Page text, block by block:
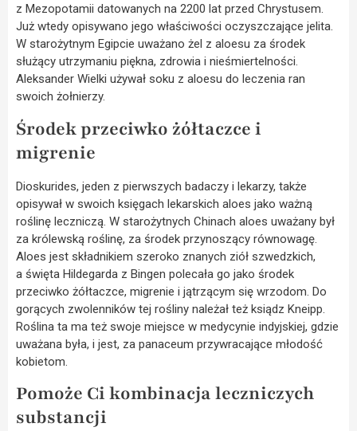
z Mezopotamii datowanych na 2200 lat przed Chrystusem.
Już wtedy opisywano jego właściwości oczyszczające jelita.
W starożytnym Egipcie uważano żel z aloesu za środek
służący utrzymaniu piękna, zdrowia i nieśmiertelności.
Aleksander Wielki używał soku z aloesu do leczenia ran
swoich żołnierzy.
Środek przeciwko żółtaczce i
migrenie
Dioskurides, jeden z pierwszych badaczy i lekarzy, także
opisywał w swoich księgach lekarskich aloes jako ważną
roślinę leczniczą. W starożytnych Chinach aloes uważany był
za królewską roślinę, za środek przynoszący równowagę.
Aloes jest składnikiem szeroko znanych ziół szwedzkich,
a święta Hildegarda z Bingen polecała go jako środek
przeciwko żółtaczce, migrenie i jątrzącym się wrzodom. Do
gorących zwolenników tej rośliny należał też ksiądz Kneipp.
Roślina ta ma też swoje miejsce w medycynie indyjskiej, gdzie
uważana była, i jest, za panaceum przywracające młodość
kobietom.
Pomoże Ci kombinacja leczniczych
substancji